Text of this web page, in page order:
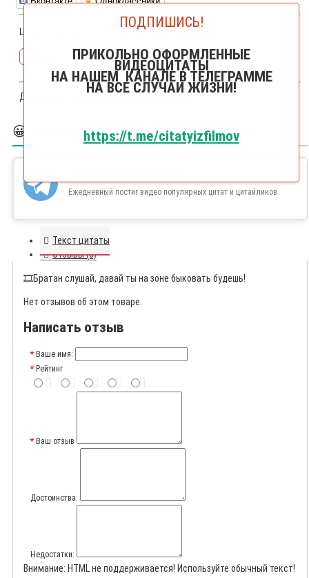
Цитаты на тему🔎:
пежемский куценко
Другие цитаты из фильма
😀 БОЛЬШЕ ЦИТАЙЛИКОВ
Ежедневный постиг видео популярных цитат и цитайликов
Текст цитаты
Отзывы (0)
🎞️Братан слушай, давай ты на зоне быковать будешь!
Нет отзывов об этом товаре.
Написать отзыв
Ваше имя:
Рейтинг
Ваш отзыв
Достоинства:
Недостатки:
Внимание: HTML не поддерживается! Используйте обычный текст!
ПОДПИШИСЬ!
ПРИКОЛЬНО ОФОРМЛЕННЫЕ
ВИДЕОЦИТАТЫ
НА НАШЕМ КАНАЛЕ В ТЕЛЕГРАММЕ
НА ВСЕ СЛУЧАИ ЖИЗНИ!
https://t.me/citatyizfilmov